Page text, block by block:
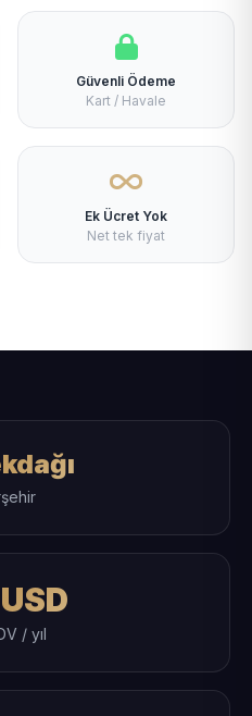
Güvenli Ödeme
Kart / Havale
Ek Ücret Yok
Net tek fiyat
/ yıl